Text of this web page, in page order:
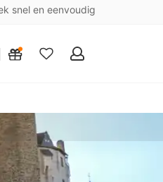
snel en eenvoudig
Mijn